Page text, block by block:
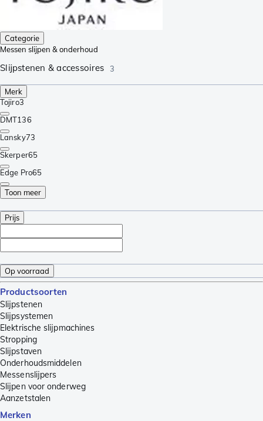
Categorie
Messen slijpen & onderhoud
Slijpstenen & accessoires 3
Merk
Tojiro3
DMT136
Lansky73
Skerper65
Edge Pro65
Toon meer
Prijs
Op voorraad
Productsoorten
Slijpstenen
Slijpsystemen
Elektrische slijpmachines
Stropping
Slijpstaven
Onderhoudsmiddelen
Messenslijpers
Slijpen voor onderweg
Aanzetstalen
Merken